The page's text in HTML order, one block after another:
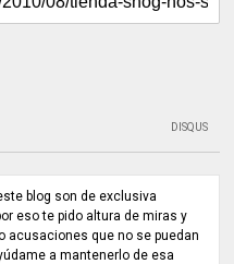
DISQUS
blog son de exclusiva
eso te pido altura de miras y
acusaciones que no se puedan
a mantenerlo de esa